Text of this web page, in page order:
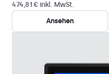
474,81 € inkl. MwSt.
Ansehen